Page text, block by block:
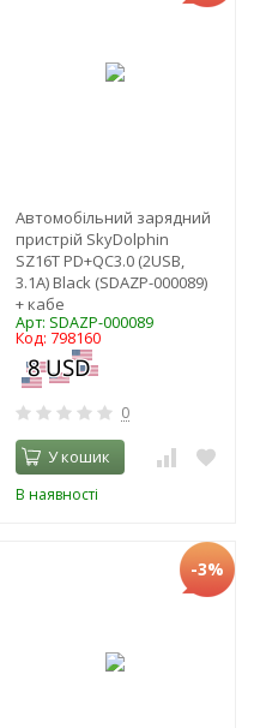
Автомобільний зарядний
пристрій SkyDolphin
SZ16T PD+QC3.0 (2USB,
3.1A) Black (SDAZP-000089)
+ кабе
Арт: SDAZP-000089
Код: 798160
0
У кошик
В наявності
-3%